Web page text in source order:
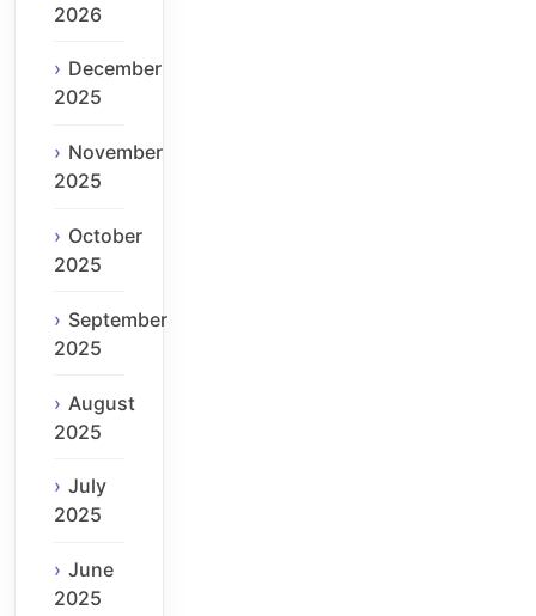
2026
December
2025
November
2025
October
2025
September
2025
August
2025
July
2025
June
2025